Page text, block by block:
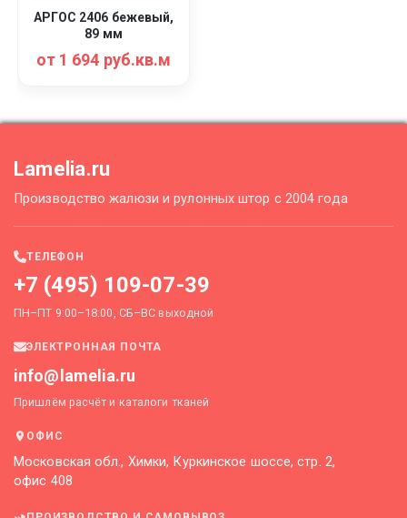
АРГОС 2406 бежевый,
89 мм
от 1 694 руб.кв.м
Lamelia.ru
Производство жалюзи и рулонных штор с 2004 года
ТЕЛЕФОН
+7 (495) 109-07-39
ПН–ПТ 9:00–18:00, СБ–ВС выходной
ЭЛЕКТРОННАЯ ПОЧТА
info@lamelia.ru
Пришлём расчёт и каталоги тканей
ОФИС
Московская обл., Химки, Куркинское шоссе, стр. 2,
офис 408